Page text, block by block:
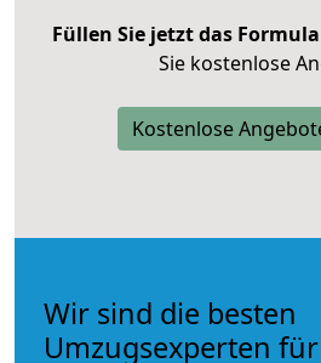
Füllen Sie jetzt das
Sie kostenlose
Kostenlose
Wir sind die besten
Umzugsexperten